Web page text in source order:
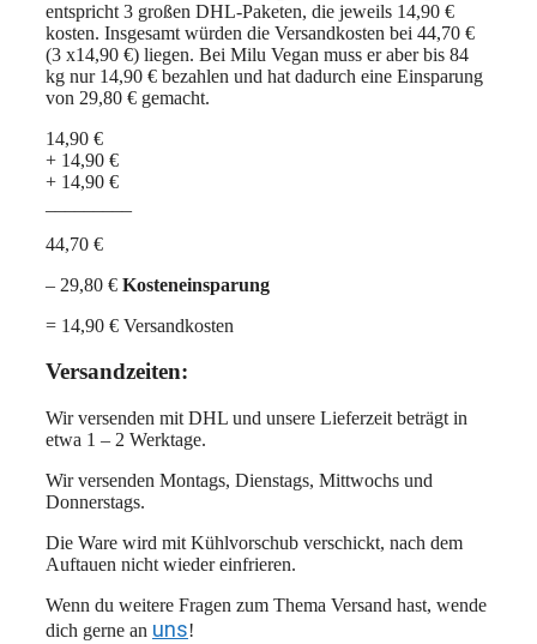
entspricht 3 großen DHL-Paketen, die jeweils 14,90 €
kosten. Insgesamt würden die Versandkosten bei 44,70 €
(3 x14,90 €) liegen. Bei Milu Vegan muss er aber bis 84
kg nur 14,90 € bezahlen und hat dadurch eine Einsparung
von 29,80 € gemacht.
14,90 €
+ 14,90 €
+ 14,90 €
44,70 €
– 29,80 € Kosteneinsparung
= 14,90 € Versandkosten
Versandzeiten:
Wir versenden mit DHL und unsere Lieferzeit beträgt in
etwa 1 – 2 Werktage.
Wir versenden Montags, Dienstags, Mittwochs und
Donnerstags.
Die Ware wird mit Kühlvorschub verschickt, nach dem
Auftauen nicht wieder einfrieren.
Wenn du weitere Fragen zum Thema Versand hast, wende
dich gerne an uns!